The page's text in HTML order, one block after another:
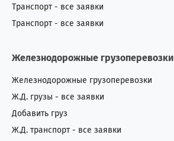
Транспорт - все заявки
Транспорт - все заявки
Железнодорожные грузоперевозки
Железнодорожные грузоперевозки
Ж.Д. грузы - все заявки
Добавить груз
Ж.Д. транспорт - все заявки